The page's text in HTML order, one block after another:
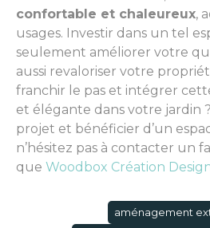
confortable et chaleureux,
usages. Investir dans un tel
seulement améliorer votre
aussi revaloriser votre
franchir le pas et intégrer
et élégante dans votre jardin
projet et bénéficier d’un
n’hésitez pas à contacter un
que Woodbox Création
aménagement